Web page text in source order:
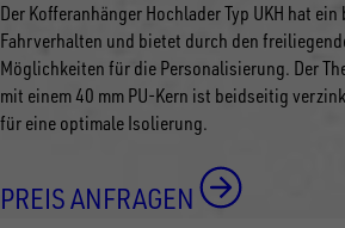
Der Kofferanhänger Hochlader Typ UKH hat
Fahrverhalten und bietet durch den
Möglichkeiten für die Personalisierung. Der
mit einem 40 mm PU-Kern ist beidseitig
für eine optimale Isolierung.
PREIS ANFRAGEN